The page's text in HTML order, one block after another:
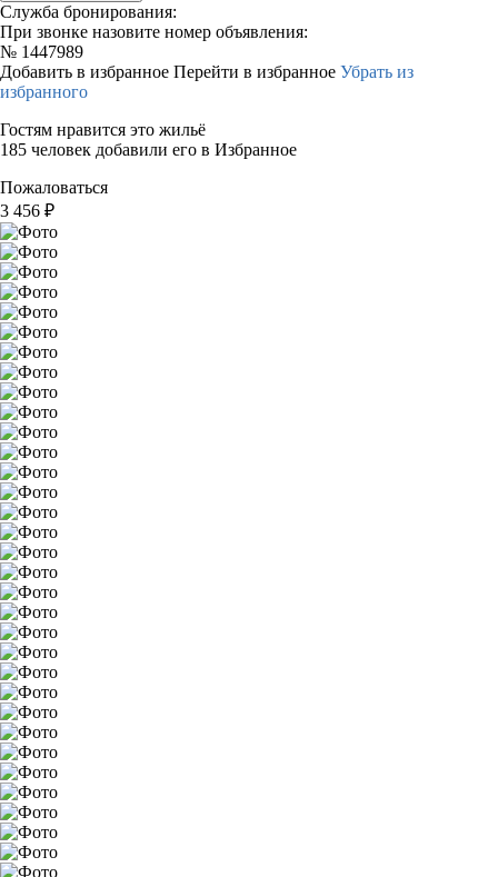
Служба бронирования:
При звонке назовите номер объявления:
№ 1447989
Добавить в избранное Перейти в избранное Убрать из
избранного
Гостям нравится это жильё
185 человек добавили его в Избранное
Пожаловаться
3 456 ₽